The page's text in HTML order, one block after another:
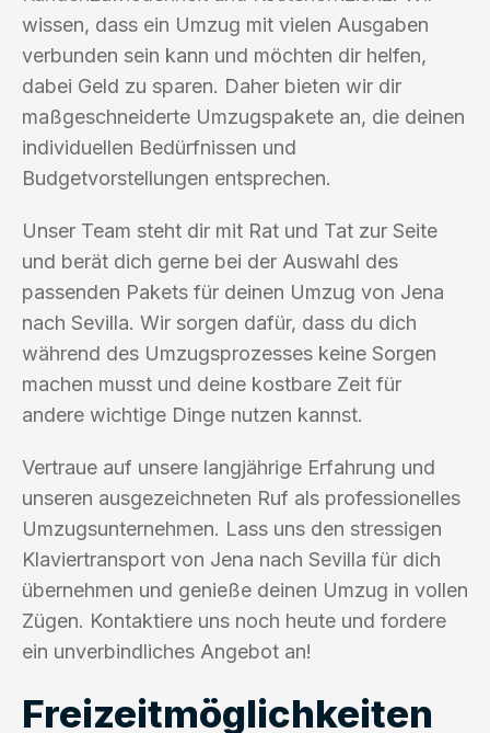
wissen, dass ein Umzug mit vielen Ausgaben
verbunden sein kann und möchten dir helfen,
dabei Geld zu sparen. Daher bieten wir dir
maßgeschneiderte Umzugspakete an, die deinen
individuellen Bedürfnissen und
Budgetvorstellungen entsprechen.
Unser Team steht dir mit Rat und Tat zur Seite
und berät dich gerne bei der Auswahl des
passenden Pakets für deinen Umzug von Jena
nach Sevilla. Wir sorgen dafür, dass du dich
während des Umzugsprozesses keine Sorgen
machen musst und deine kostbare Zeit für
andere wichtige Dinge nutzen kannst.
Vertraue auf unsere langjährige Erfahrung und
unseren ausgezeichneten Ruf als professionelles
Umzugsunternehmen. Lass uns den stressigen
Klaviertransport von Jena nach Sevilla für dich
übernehmen und genieße deinen Umzug in vollen
Zügen. Kontaktiere uns noch heute und fordere
ein unverbindliches Angebot an!
Freizeitmöglichkeiten